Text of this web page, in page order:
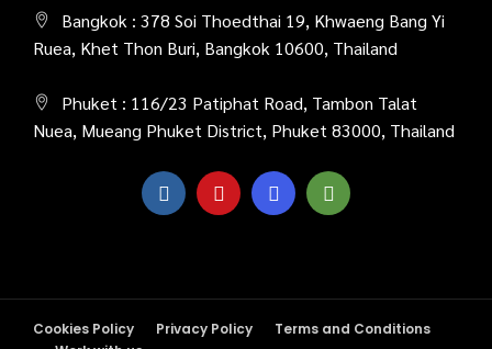
Bangkok : 378 Soi Thoedthai 19, Khwaeng Bang Yi
Ruea, Khet Thon Buri, Bangkok 10600, Thailand
Phuket : 116/23 Patiphat Road, Tambon Talat
Nuea, Mueang Phuket District, Phuket 83000, Thailand
Cookies Policy Privacy Policy
Terms and Conditions